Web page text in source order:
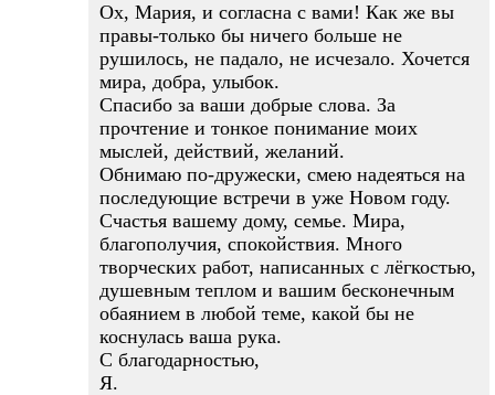
Ох, Мария, и согласна с вами! Как же вы
правы-только бы ничего больше не
рушилось, не падало, не исчезало. Хочется
мира, добра, улыбок.
Спасибо за ваши добрые слова. За
прочтение и тонкое понимание моих
мыслей, действий, желаний.
Обнимаю по-дружески, смею надеяться на
последующие встречи в уже Новом году.
Счастья вашему дому, семье. Мира,
благополучия, спокойствия. Много
творческих работ, написанных с лёгкостью,
душевным теплом и вашим бесконечным
обаянием в любой теме, какой бы не
коснулась ваша рука.
С благодарностью,
Я.